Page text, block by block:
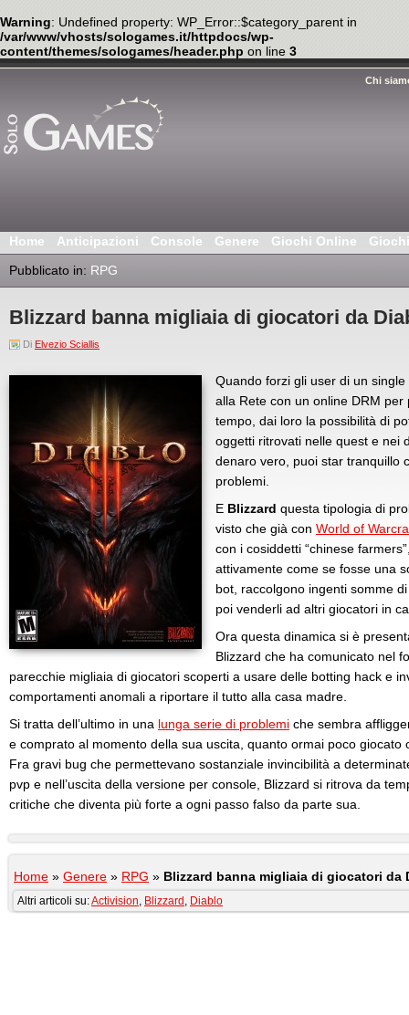
Warning: Undefined property: WP_Error::$category_parent in
/var/www/vhosts/sologames.it/httpdocs/wp-
content/themes/sologames/header.php on line 3
Chi
Home Anticipazioni Console Genere Giochi Online
Pubblicato in: RPG
Blizzard banna migliaia di giocatori da
Di Elvezio Sciallis
Quando forzi gli user di un
alla Rete con un online DRM
tempo, dai loro la possibilità di
oggetti ritrovati nelle quest e nei
denaro vero, puoi star tranquillo
problemi.
E Blizzard questa tipologia di
visto che già con World of
con i cosiddetti “chinese
attivamente come se fosse una
bot, raccolgono ingenti somme
poi venderli ad altri giocatori in
Ora questa dinamica si è
Blizzard che ha comunicato nel
parecchie migliaia di giocatori scoperti a usare delle botting hack e
comportamenti anomali a riportare il tutto alla casa madre.
Si tratta dell’ultimo in una lunga serie di problemi che sembra
e comprato al momento della sua uscita, quanto ormai poco giocato
Fra gravi bug che permettevano sostanziale invincibilità a
pvp e nell’uscita della versione per console, Blizzard si ritrova da
critiche che diventa più forte a ogni passo falso da parte sua.
Home » Genere » RPG » Blizzard banna migliaia di giocatori da
Altri articoli su:Activision, Blizzard , Diablo